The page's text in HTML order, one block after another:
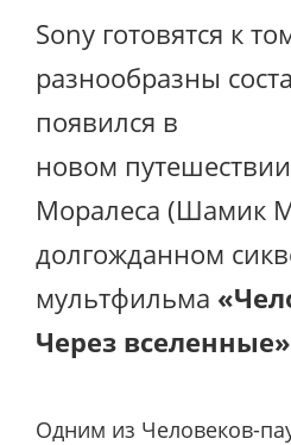
Sony готовятся к
разнообразны
появился в
новом
Моралеса (Шамик
долгожданном
мультфильма
Через вселенные»
Одним из Человеков-